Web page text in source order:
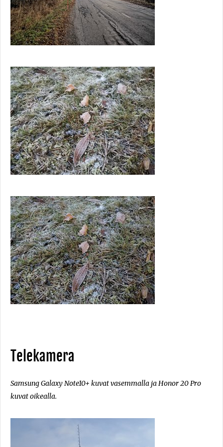
Telekamera
Samsung Galaxy Note10+ kuvat vasemmalla ja Honor 20 Pro
kuvat oikealla.